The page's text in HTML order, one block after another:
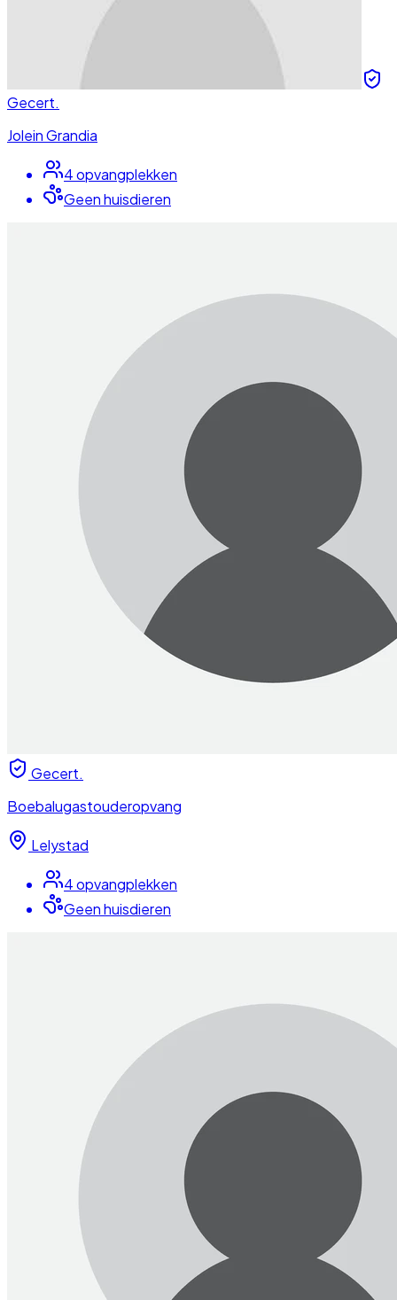
Gecert.
Jolein Grandia
4opvangplekken
Geen huisdieren
Gecert.
Boebalugastouderopvang
Lelystad
4opvangplekken
Geen huisdieren